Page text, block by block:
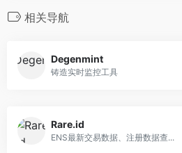
相关导航
Degenmint
铸造实时监控工具
Rare.id
ENS最新交易数据、注册数据查...